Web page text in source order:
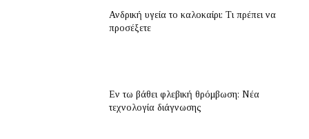
Ανδρική υγεία το καλοκαίρι: Τι πρέπει να
προσέξετε
Εν τω βάθει φλεβική θρόμβωση: Νέα
τεχνολογία διάγνωσης